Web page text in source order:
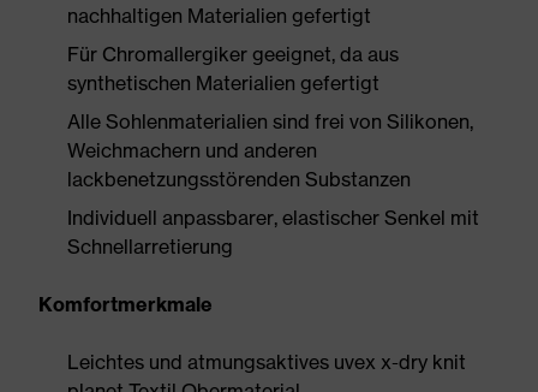
nachhaltigen Materialien gefertigt
Für Chromallergiker geeignet, da aus
synthetischen Materialien gefertigt
Alle Sohlenmaterialien sind frei von Silikonen,
Weichmachern und anderen
lackbenetzungsstörenden Substanzen
Individuell anpassbarer, elastischer Senkel mit
Schnellarretierung
Komfortmerkmale
Leichtes und atmungsaktives uvex x-dry knit